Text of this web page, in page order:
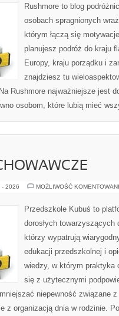
Rushmore to blog
osobach spragnionych
którym łączą się
planujesz podróż do kraju
Europy, kraju porządku i
znajdziesz tu
Rushmore najważniejsze jest
osobom, które lubią mieć
- 2026 MOŻLIWOŚĆ
Przedszkole Kubuś to
dorosłych
którzy wypatrują
edukacji przedszkolnej i
wiedzy, w którym praktyka
się z użytecznymi
niepewność związane
z organizacją dnia w rodzinie.